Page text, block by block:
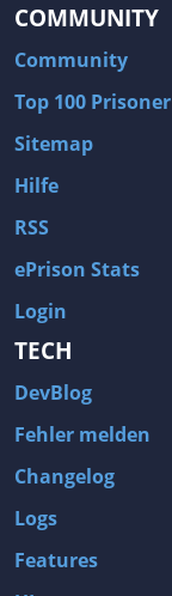
COMMUNITY
Community
Top 100 Prisoner
Sitemap
Hilfe
RSS
ePrison Stats
Login
TECH
DevBlog
Fehler melden
Changelog
Logs
Features